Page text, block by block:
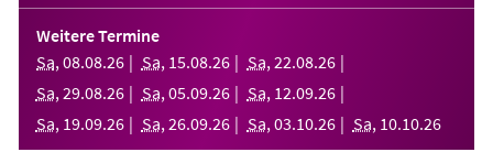
in
einem
neuen
Tab)
Weitere Termine
Sa, 08.08.26 Sa, 15.08.26 Sa, 22.08.26
Sa, 29.08.26 Sa, 05.09.26 Sa, 12.09.26
Sa, 19.09.26 Sa, 26.09.26 Sa, 03.10.26 Sa, 10.10.26